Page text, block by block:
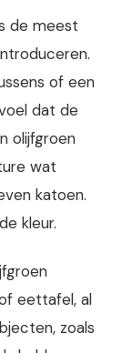
de meest
of een
dat de
olijfgroen
wat
katoen.
kleur.
eettafel, al
zoals